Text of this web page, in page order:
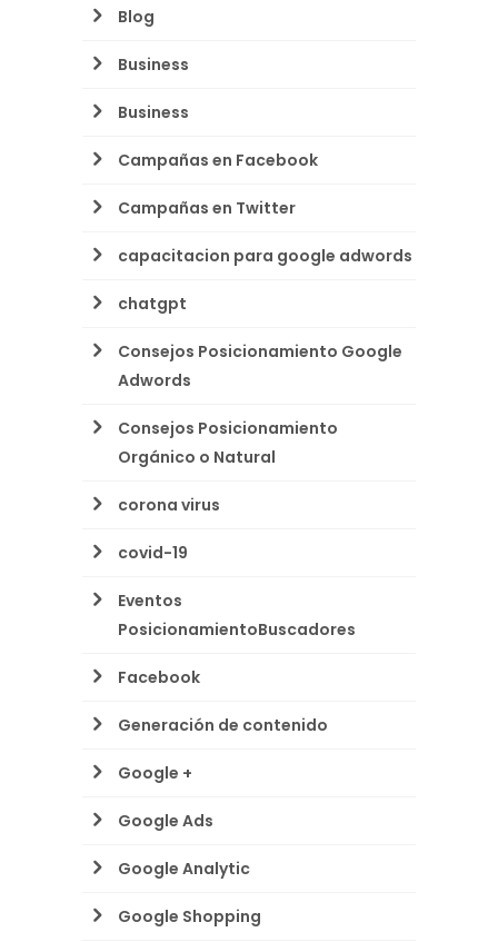
Blog
Business
Business
Campañas en Facebook
Campañas en Twitter
capacitacion para google adwords
chatgpt
Consejos Posicionamiento Google
Adwords
Consejos Posicionamiento
Orgánico o Natural
corona virus
covid-19
Eventos
PosicionamientoBuscadores
Facebook
Generación de contenido
Google +
Google Ads
Google Analytic
Google Shopping